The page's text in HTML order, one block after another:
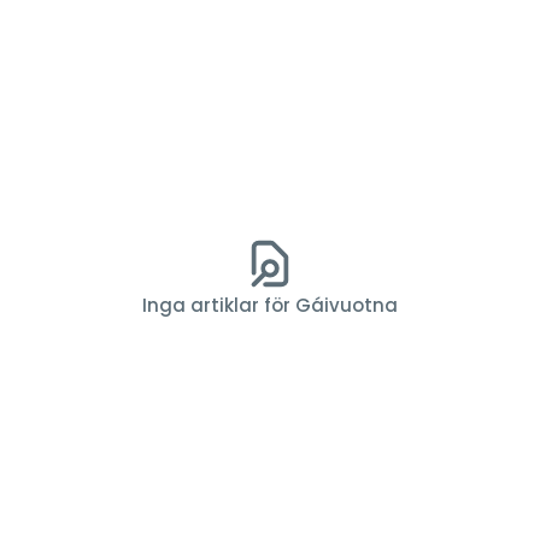
Inga artiklar för Gáivuotna